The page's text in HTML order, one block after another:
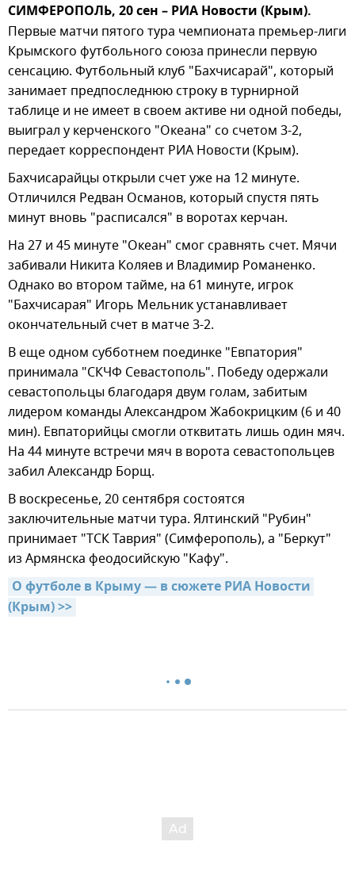
СИМФЕРОПОЛЬ, 20 сен – РИА Новости (Крым).
Первые матчи пятого тура чемпионата премьер-лиги
Крымского футбольного союза принесли первую
сенсацию. Футбольный клуб "Бахчисарай", который
занимает предпоследнюю строку в турнирной
таблице и не имеет в своем активе ни одной победы,
выиграл у керченского "Океана" со счетом 3-2,
передает корреспондент РИА Новости (Крым).
Бахчисарайцы открыли счет уже на 12 минуте.
Отличился Редван Османов, который спустя пять
минут вновь "расписался" в воротах керчан.
На 27 и 45 минуте "Океан" смог сравнять счет. Мячи
забивали Никита Коляев и Владимир Романенко.
Однако во втором тайме, на 61 минуте, игрок
"Бахчисарая" Игорь Мельник устанавливает
окончательный счет в матче 3-2.
В еще одном субботнем поединке "Евпатория"
принимала "СКЧФ Севастополь". Победу одержали
севастопольцы благодаря двум голам, забитым
лидером команды Александром Жабокрицким (6 и 40
мин). Евпаторийцы смогли отквитать лишь один мяч.
На 44 минуте встречи мяч в ворота севастопольцев
забил Александр Борщ.
В воскресенье, 20 сентября состоятся
заключительные матчи тура. Ялтинский "Рубин"
принимает "ТСК Таврия" (Симферополь), а "Беркут"
из Армянска феодосийскую "Кафу".
О футболе в Крыму — в сюжете РИА Новости
(Крым) >>